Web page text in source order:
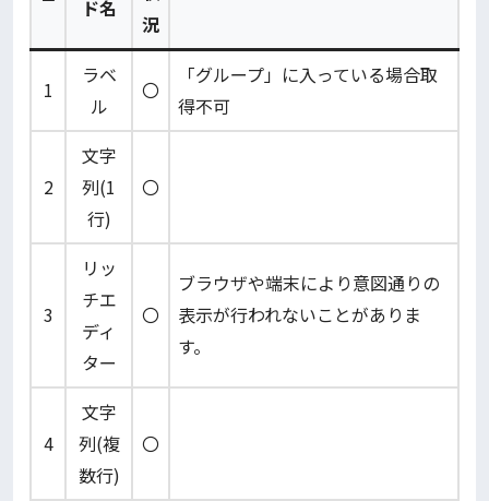
ド名
況
1
ラベ
ル
〇
「グループ」に入っている場合取
得不可
2
文字
列(1
行)
〇
3
リッ
チエ
ディ
ター
〇
ブラウザや端末により意図通りの
表示が行われないことがありま
す。
4
文字
列(複
数行)
〇